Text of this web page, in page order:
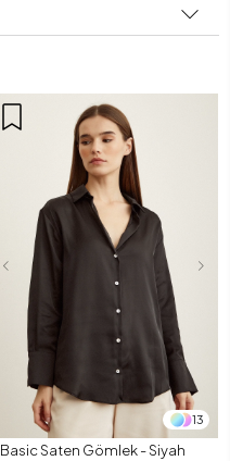
13
Basic Saten Gömlek - Siyah